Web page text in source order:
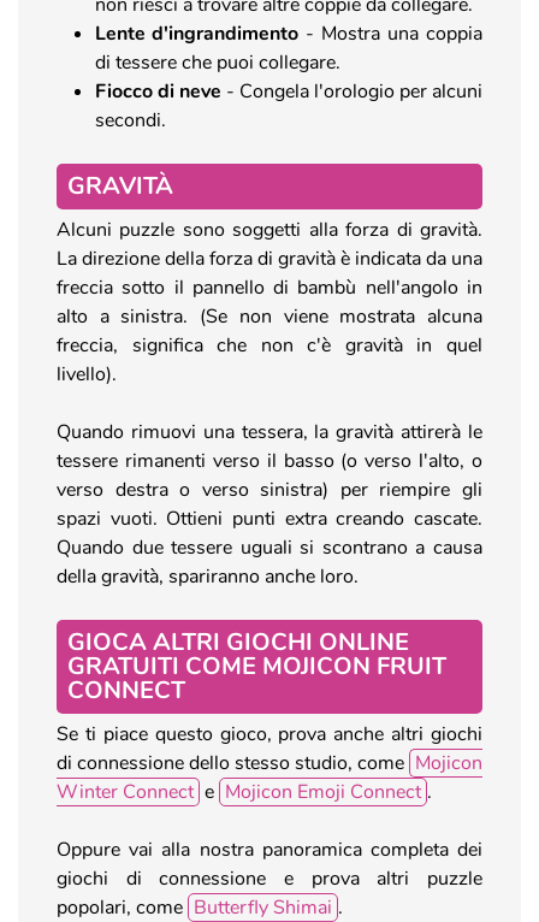
Lente d'ingrandimento - Mostra una coppia
di tessere che puoi collegare.
Fiocco di neve - Congela l'orologio per alcuni
secondi.
GRAVITÀ
Alcuni puzzle sono soggetti alla forza di gravità.
La direzione della forza di gravità è indicata da una
freccia sotto il pannello di bambù nell'angolo in
alto a sinistra. (Se non viene mostrata alcuna
freccia, significa che non c'è gravità in quel
livello).
Quando rimuovi una tessera, la gravità attirerà le
tessere rimanenti verso il basso (o verso l'alto, o
verso destra o verso sinistra) per riempire gli
spazi vuoti. Ottieni punti extra creando cascate.
Quando due tessere uguali si scontrano a causa
della gravità, spariranno anche loro.
GIOCA ALTRI GIOCHI ONLINE
GRATUITI COME MOJICON FRUIT
CONNECT
Se ti piace questo gioco, prova anche altri giochi
di connessione dello stesso studio, come Mojicon
Winter Connect e Mojicon Emoji Connect .
Oppure vai alla nostra panoramica completa dei
giochi di connessione e prova altri puzzle
popolari, come Butterfly Shimai .